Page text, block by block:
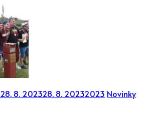
28. 8. 202328. 8. 20232023 Novinky